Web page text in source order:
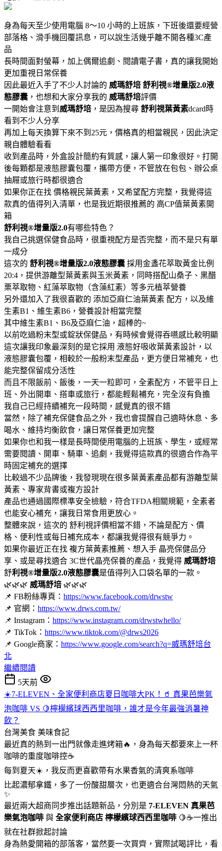
身為每天至少使用電腦 8～10 小時的上班族，下班後還要經營
部落格、滑手機回覆訊息，可以說生活幾乎離不開各種3C產
品
長時間面對螢幕，加上偶爾追劇、閱讀電子書，真的讓我開始
更加重視日常保養
因此最近入手了不少人討論的 威瑪舒培 舒利視®增量版2.0液
態膠囊 ，也想和大家分享我的 威瑪舒培評價
一開始會注意到 威瑪舒培 ，是因為搜尋 舒利視葉黃素dcard時
看到不少人分享
再加上每天換算下來不到25元，價格真的相當親民，因此決定
親自體驗看看
收到產品時，外盒設計簡約有質感，讓人第一印象很好。打開
後每顆都是液態膠囊包覆，攜帶方便，不管放在包包、辦公桌
抽屜或旅行時都很適合
如果你正在找 價格親民葉黃素，又希望配方完整，我覺得這
款真的值得列入清單，也是我近期很推薦的 高CP值葉黃素開
箱
舒利視®增量版2.0有哪些特色？
我自己挑選保健食品時，很重視配方是否完整，而不是只有單
一成分
這次的 舒利視®增量版2.0液態膠囊 採用金盞花萃取黃金比例
20:4，提供游離型葉黃素與玉米黃素，同時搭配山桑子、黑醋
栗萃取物、紅藻萃取物（含藻紅素）等多元植萃營養
另外還加入了我很喜歡的 添加亞麻仁油葉黃素 配方，以及維
生素B1、維生素B6，營養設計相當完整
其中維生素B1、B6及亞麻仁油，超棒的~
以前吃過粉末型或錠狀保健品，有時候會覺得吞嚥感比較明顯
這次讓我印象最深刻的是它採用 液態好吸收葉黃素設計，以
液態膠囊包覆，相較於一般粉末型產品，更方便日常補充，也
能完整保留成分活性
而且不限飯前、飯後，一天一粒即可，全素配方，不管平日上
班、外出開車、搭車或旅行，都能輕鬆補充，完全沒有負擔
我自己已經持續補充一段時間，感覺真的很不錯
當然，除了補充保健食品之外，我也會提醒自己適時休息、多
喝水、維持均衡飲食，讓日常保養更加完整
如果你也和我一樣是長時間使用電腦的上班族、學生，或經常
需要閱讀、開車、騎車、追劇，我覺得這款真的很適合作為平
時固定補充的選擇
比較過不少品牌後，我發現現在很多葉黃素產品都有游離型葉
黃素、專家背書或複方設計
產品也通過國際標準安全檢驗，符合TFDA相關規範，全素者
也能安心補充，讓我日常食用更放心。
整體來說，這次的 舒利視評價相當不錯，不論是配方、價
格、便利性或每日補充成本，都讓我覺得很有競爭力。
如果你最近正在找 複方葉黃素推薦、想入手 晶亮保健品分
享、或是尋找適合 3C世代晶亮保養的產品，我覺得 威瑪舒培
舒利視®增量版2.0液態膠囊是值得列入口袋名單的一款。
🌿🌿🌿 威瑪舒培 🌿🌿🌿
📌 FB粉絲專頁： https://www.facebook.com/drwstw
📌 官網： https://www.drws.com.tw/
📌 Instagram： https://www.instagram.com/drwstwhello/
📌 TikTok： https://www.tiktok.com/@drws2026
📌 Google商家： https://www.google.com/search?q=威瑪舒培台
北
繼續閱讀
5天前
☀️7-ELEVEN、全家便利商店夏日咖啡大PK！🥤 真果芭樂氣
泡咖啡 VS 🍋檸檬繽球西西里咖啡，誰才是今年最強消暑神
飲？
台灣美食 美味食記
最近真的熱到一出門就像走進烤箱🔥，身為每天都要來上一杯
咖啡的重度咖啡控☕
每到夏天☀️，我反而更喜歡帶有水果香氣的清爽系咖啡
比起濃郁拿鐵，多了一份酸甜層次，也更適合台灣悶熱的天氣
✨
最近兩大超商同步推出話題新品，分別是 7-ELEVEN 真果芭
樂氣泡咖啡 與 全家便利商店 檸檬繽球西西里咖啡 🍋☕一推出
就在社群掀起討論
身為熱愛開箱的部落客，當然要一次買齊，實際試喝評比，看